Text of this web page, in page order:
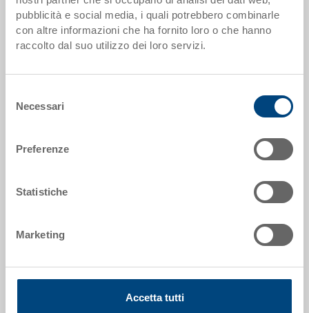
pubblicità e social media, i quali potrebbero combinarle
con altre informazioni che ha fornito loro o che hanno
raccolto dal suo utilizzo dei loro servizi.
delNecessari
Preferenze
Statistiche
Marketing
Accetta tutti
Dati articolo
Dimensioni esterne: